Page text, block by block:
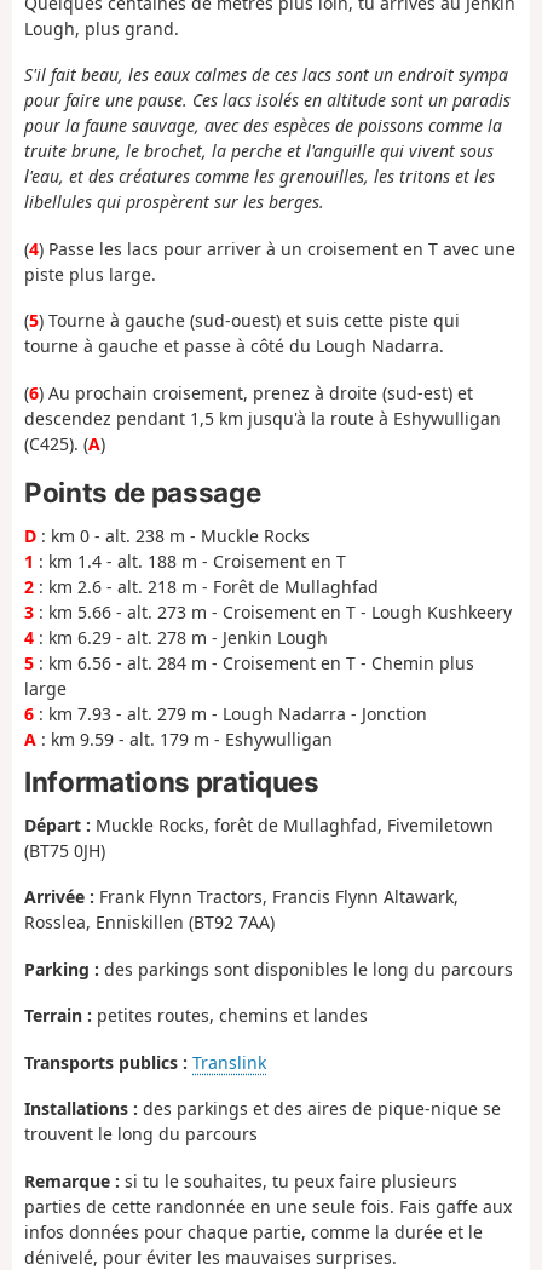
Lough, plus grand.
S'il fait beau, les eaux calmes de ces lacs sont un endroit sympa
pour faire une pause. Ces lacs isolés en altitude sont un paradis
pour la faune sauvage, avec des espèces de poissons comme la
truite brune, le brochet, la perche et l'anguille qui vivent sous
l'eau, et des créatures comme les grenouilles, les tritons et les
libellules qui prospèrent sur les berges.
(4) Passe les lacs pour arriver à un croisement en T avec une
piste plus large.
(5) Tourne à gauche (sud-ouest) et suis cette piste qui
tourne à gauche et passe à côté du Lough Nadarra.
(6) Au prochain croisement, prenez à droite (sud-est) et
descendez pendant 1,5 km jusqu'à la route à Eshywulligan
(C425). (A)
Points de passage
D : km 0 - alt. 238 m - Muckle Rocks
1 : km 1.4 - alt. 188 m - Croisement en T
2 : km 2.6 - alt. 218 m - Forêt de Mullaghfad
3 : km 5.66 - alt. 273 m - Croisement en T - Lough Kushkeery
4 : km 6.29 - alt. 278 m - Jenkin Lough
5 : km 6.56 - alt. 284 m - Croisement en T - Chemin plus
large
6 : km 7.93 - alt. 279 m - Lough Nadarra - Jonction
A : km 9.59 - alt. 179 m - Eshywulligan
Informations pratiques
Départ : Muckle Rocks, forêt de Mullaghfad, Fivemiletown
(BT75 0JH)
Arrivée : Frank Flynn Tractors, Francis Flynn Altawark,
Rosslea, Enniskillen (BT92 7AA)
Parking : des parkings sont disponibles le long du parcours
Terrain : petites routes, chemins et landes
Transports publics : Translink
Installations : des parkings et des aires de pique-nique se
trouvent le long du parcours
Remarque : si tu le souhaites, tu peux faire plusieurs
parties de cette randonnée en une seule fois. Fais gaffe aux
infos données pour chaque partie, comme la durée et le
dénivelé, pour éviter les mauvaises surprises.